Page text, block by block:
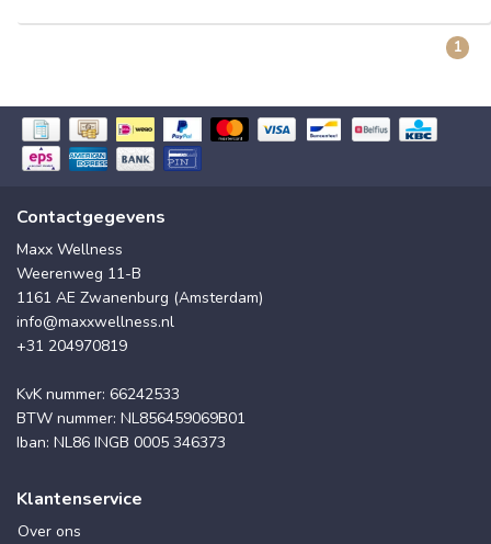
1
Contactgegevens
Maxx Wellness
Weerenweg 11-B
1161 AE Zwanenburg (Amsterdam)
info@maxxwellness.nl
+31 204970819
KvK nummer: 66242533
BTW nummer: NL856459069B01
Iban: NL86 INGB 0005 346373
Klantenservice
Over ons